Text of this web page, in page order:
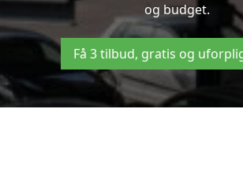
og budget.
Få 3 tilbud, gratis og